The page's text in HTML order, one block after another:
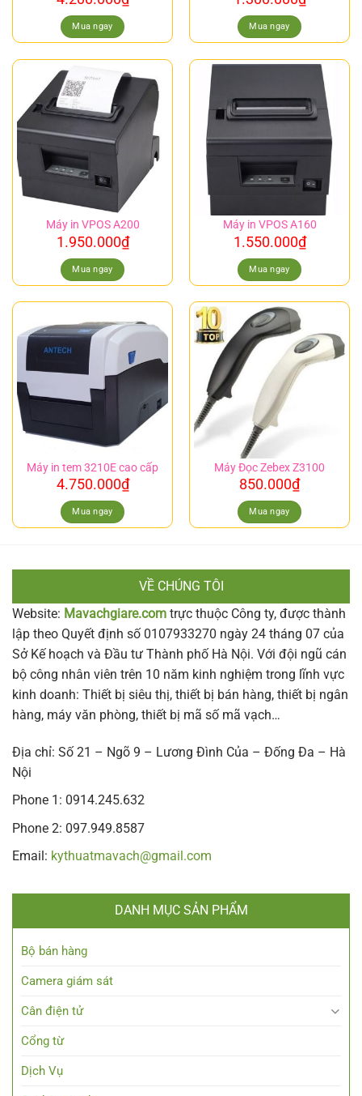
Mua ngay Mua ngay
Máy in VPOS A200
1.950.000₫
Mua ngay
Máy in VPOS A160
1.550.000₫
Mua ngay
Máy in tem 3210E cao cấp
4.750.000₫
Mua ngay
Máy Đọc Zebex Z3100
850.000₫
Mua ngay
VỀ CHÚNG TÔI
Website: Mavachgiare.com trực thuộc Công ty, được thành
lập theo Quyết định số 0107933270 ngày 24 tháng 07 của
Sở Kế hoạch và Đầu tư Thành phố Hà Nội. Với đội ngũ cán
bộ công nhân viên trên 10 năm kinh nghiệm trong lĩnh vực
kinh doanh: Thiết bị siêu thị, thiết bị bán hàng, thiết bị ngân
hàng, máy văn phòng, thiết bị mã số mã vạch…
Địa chỉ: Số 21 – Ngõ 9 – Lương Đình Của – Đống Đa – Hà
Nội
Phone 1: 0914.245.632
Phone 2: 097.949.8587
Email: kythuatmavach@gmail.com
DANH MỤC SẢN PHẨM
Bộ bán hàng
Camera giám sát
Cân điện tử
Cổng từ
Dịch Vụ